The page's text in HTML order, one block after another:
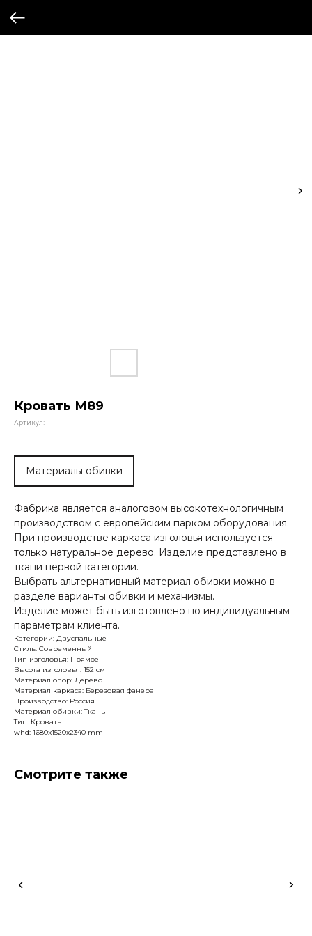
Кровать М89
Артикул:
Материалы обивки
Фабрика является аналоговом высокотехнологичным
производством с европейским парком оборудования.
При производстве каркаса изголовья используется
только натуральное дерево. Изделие представлено в
ткани первой категории.
Выбрать альтернативный материал обивки можно в
разделе варианты обивки и механизмы.
Изделие может быть изготовлено по индивидуальным
параметрам клиента.
Категории: Двуспальные
Стиль: Современный
Тип изголовья: Прямое
Высота изголовья: 152 см
Материал опор: Дерево
Материал каркаса: Березовая фанера
Производство: Россия
Материал обивки: Ткань
Тип: Кровать
whd: 1680x1520x2340 mm
Смотрите также